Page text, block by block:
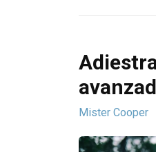
Mister Cooper